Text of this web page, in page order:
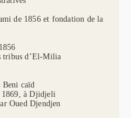
de 1856 et fondation de la
tribus d’El-Milia
Beni caïd
1869, à Djidjeli
Oued Djendjen